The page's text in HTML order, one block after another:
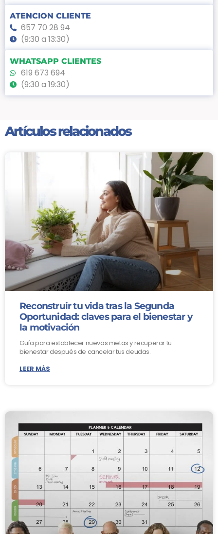
ATENCION CLIENTE
657 70 28 94
(9:30 a 13:30)
WHATSAPP CLIENTES
619 673 694
(9:30 a 19:30)
Artículos relacionados
Reconstruir tu vida tras la Segunda
Oportunidad: claves para el bienestar y
la motivación
Guía para establecer nuevas metas y recuperar tu
bienestar después de cancelar tus deudas.
LEER MÁS